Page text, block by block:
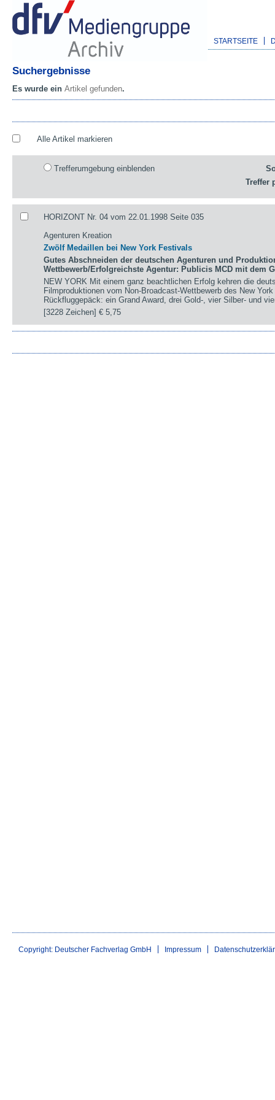
STARTSEITE
Suchergebnisse
Es wurde ein Artikel gefunden.
Alle Artikel markieren
Trefferumgebung einblenden
Treffer
HORIZONT Nr. 04 vom 22.01.1998 Seite 035
Agenturen Kreation
Zwölf Medaillen bei New York Festivals
Gutes Abschneiden der deutschen Agenturen und
Wettbewerb/Erfolgreichste Agentur: Publicis MCD mit dem
NEW YORK Mit einem ganz beachtlichen Erfolg kehren die
Filmproduktionen vom Non-Broadcast-Wettbewerb des New
Rückfluggepäck: ein Grand Award, drei Gold-, vier Silber- und
[3228 Zeichen]€ 5,75
Copyright: Deutscher Fachverlag GmbH Impressum